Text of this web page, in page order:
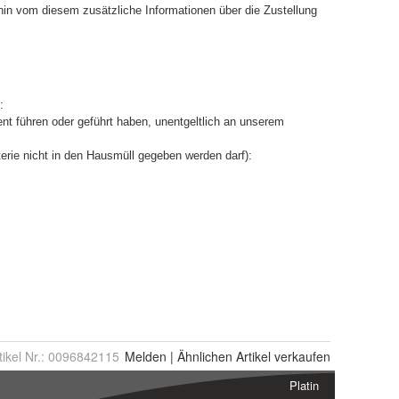
Nr.: 0096842115 Melden | Ähnlichen Artikel verkaufen
Platin